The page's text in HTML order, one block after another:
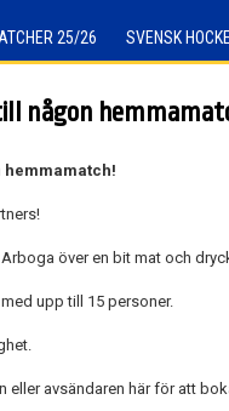
25/26 SVENSK
någon
hemmamatch!
över en bit mat och
upp till 15 personer.
avsändaren här för att